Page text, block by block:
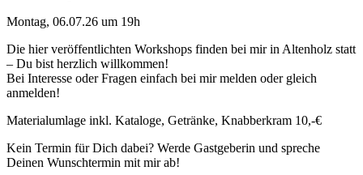
Montag, 06.07.26 um 19h
Die hier veröffentlichten Workshops finden bei mir in Altenholz statt
– Du bist herzlich willkommen!
Bei Interesse oder Fragen einfach bei mir melden oder gleich
anmelden!
Materialumlage inkl. Kataloge, Getränke, Knabberkram 10,-€
Kein Termin für Dich dabei? Werde Gastgeberin und spreche
Deinen Wunschtermin mit mir ab!